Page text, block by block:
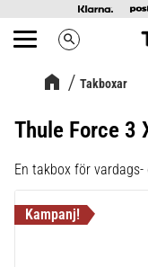
Meny search
Takboxar
Thule Force 3
En takbox för